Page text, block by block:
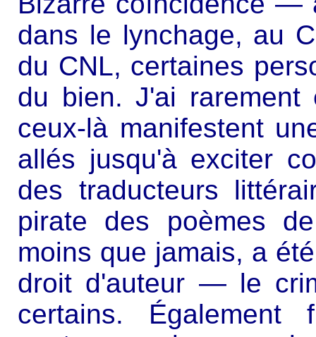
dans le lynchage, au
du CNL, certaines
du bien. J'ai rarement
ceux-là manifestent
allés jusqu'à exciter
des traducteurs
pirate des poèmes
moins que jamais, a
droit d'auteur — le
certains. Également